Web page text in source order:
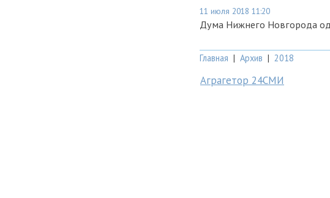
11 июля 2018 11:20
Дума Нижнего Новгорода
Главная | Архив | 2018
Аграгетор 24СМИ